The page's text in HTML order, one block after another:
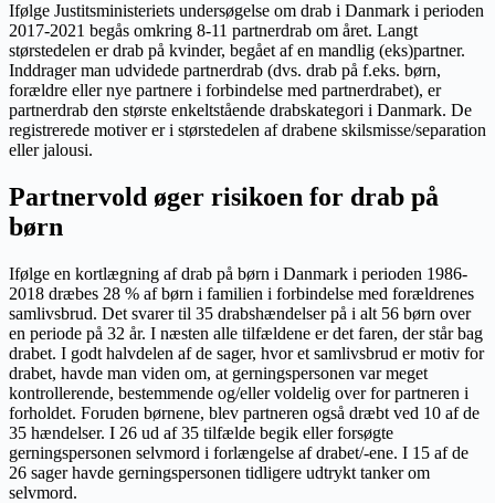
Ifølge Justitsministeriets undersøgelse om drab i Danmark i perioden
2017-2021 begås omkring 8-11 partnerdrab om året. Langt
størstedelen er drab på kvinder, begået af en mandlig (eks)partner.
Inddrager man udvidede partnerdrab (dvs. drab på f.eks. børn,
forældre eller nye partnere i forbindelse med partnerdrabet), er
partnerdrab den største enkeltstående drabskategori i Danmark. De
registrerede motiver er i størstedelen af drabene skilsmisse/separation
eller jalousi.
Partnervold øger risikoen for drab på
børn
Ifølge en kortlægning af drab på børn i Danmark i perioden 1986-
2018 dræbes 28 % af børn i familien i forbindelse med forældrenes
samlivsbrud. Det svarer til 35 drabshændelser på i alt 56 børn over
en periode på 32 år. I næsten alle tilfældene er det faren, der står bag
drabet. I godt halvdelen af de sager, hvor et samlivsbrud er motiv for
drabet, havde man viden om, at gerningspersonen var meget
kontrollerende, bestemmende og/eller voldelig over for partneren i
forholdet. Foruden børnene, blev partneren også dræbt ved 10 af de
35 hændelser. I 26 ud af 35 tilfælde begik eller forsøgte
gerningspersonen selvmord i forlængelse af drabet/-ene. I 15 af de
26 sager havde gerningspersonen tidligere udtrykt tanker om
selvmord.